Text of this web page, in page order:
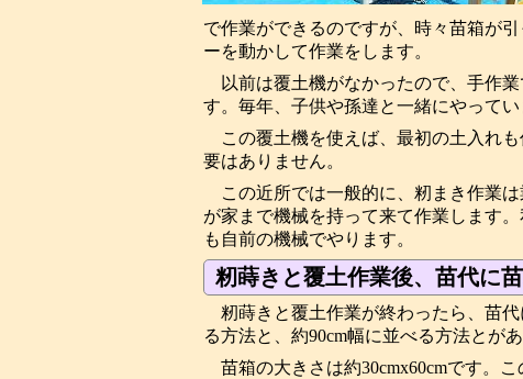
で作業ができるのですが、時々苗箱が
ーを動かして作業をします。
以前は覆土機がなかったので、手作
す。毎年、子供や孫達と一緒にやってい
この覆土機を使えば、最初の土入れ
要はありません。
この近所では一般的に、籾まき作業
が家まで機械を持って来て作業します
も自前の機械でやります。
籾蒔きと覆土作業後、苗代に
籾蒔きと覆土作業が終わったら、苗
る方法と、約90cm幅に並べる方法とがあ
苗箱の大きさは約30cmx60cmです。